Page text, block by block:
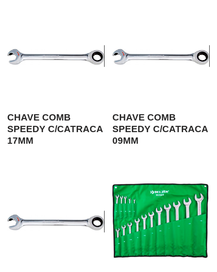
CHAVE COMB
SPEEDY C/CATRACA
17MM
CHAVE COMB
SPEEDY C/CATRACA
09MM